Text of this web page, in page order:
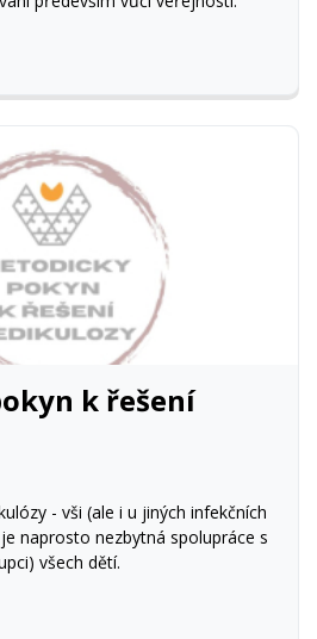
k řešení
- vši (ale i u jiných infekčních
naprosto nezbytná spolupráce s
všech dětí.